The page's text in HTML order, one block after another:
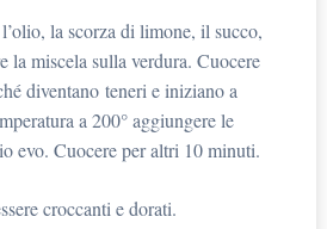
la scorza di limone, il succo,
la miscela sulla verdura. Cuocere
diventano teneri e iniziano a
a 200° aggiungere le
evo. Cuocere per altri 10 minuti.
croccanti e dorati.